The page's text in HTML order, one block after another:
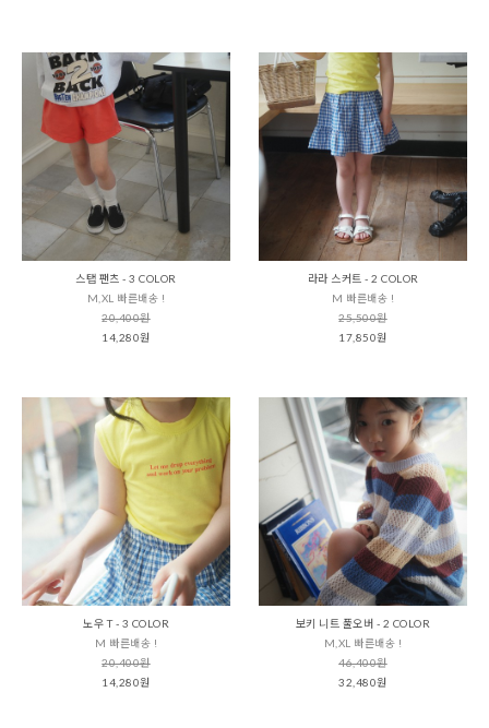
스탭 팬츠 - 3 COLOR
M,XL 빠른배송 !
20,400원
14,280원
라라 스커트 - 2 COLOR
M 빠른배송 !
25,500원
17,850원
노우 T - 3 COLOR
M 빠른배송 !
20,400원
14,280원
보키 니트 풀오버 - 2 COLOR
M,XL 빠른배송 !
46,400원
32,480원